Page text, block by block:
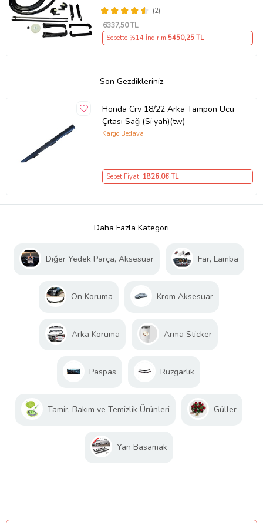
(2)
6337,50 TL
Sepette %14 İndirim 5450,25 TL
Son Gezdikleriniz
Honda Crv 18/22 Arka Tampon Ucu
Çıtası Sağ (Si·yah)(tw)
Kargo Bedava
Sepet Fiyatı 1826,06 TL
Daha Fazla Kategori
Diğer Yedek Parça, Aksesuar Far, Lamba
Ön Koruma Krom Aksesuar
Arka Koruma Arma Sticker
Paspas Rüzgarlık
Tamir, Bakım ve Temizlik Ürünleri Güller
Yan Basamak